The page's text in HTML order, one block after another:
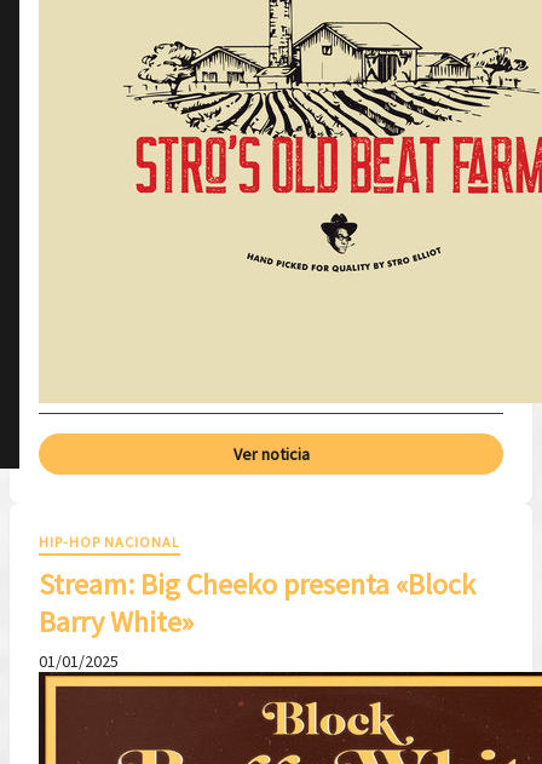
Ver noticia
HIP-HOP NACIONAL
Stream: Big Cheeko presenta «Block
Barry White»
01/01/2025